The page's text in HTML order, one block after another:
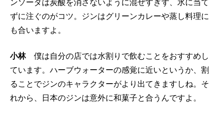
ンソーダは炭酸を消さないように混ぜすぎず、氷に当て
ずに注ぐのがコツ。ジンはグリーンカレーや蒸し料理に
も合いますよ。
小林僕は自分の店では水割りで飲むことをおすすめし
ています。ハーブウォーターの感覚に近いというか、割
ることでジンのキャラクターがより出てきますしね。そ
れから、日本のジンは意外に和菓子と合うんですよ。